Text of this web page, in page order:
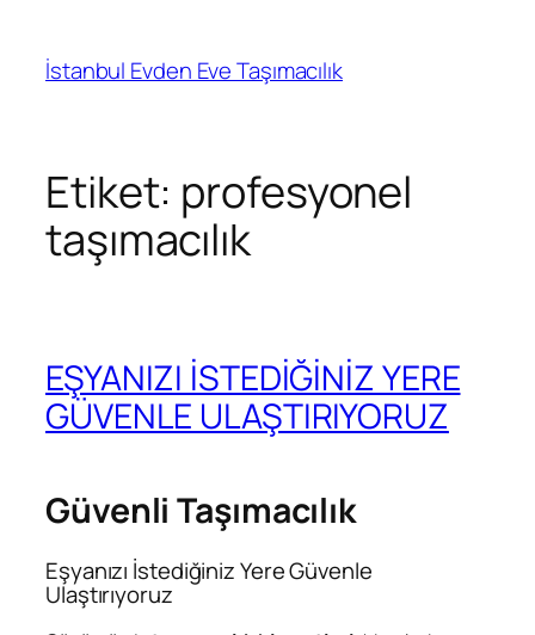
İstanbul Evden Eve Taşımacılık
Etiket: profesyonel
taşımacılık
EŞYANIZI İSTEDİĞİNİZ YERE
GÜVENLE ULAŞTIRIYORUZ
Güvenli Taşımacılık
Eşyanızı İstediğiniz Yere Güvenle
Ulaştırıyoruz